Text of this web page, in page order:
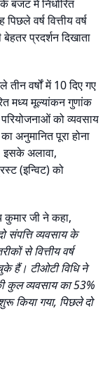
में निर्धारित
वर्ष वित्तीय वर्ष
प्रदर्शन दिखाता
वर्षों में 10 दिए गए
मध्य मूल्यांकन गुणांक
को व्यवसाय
अनुमानित पूरा होना
इसके अलावा,
(इन्विट) को
जी ने कहा,
संपत्ति व्यवसाय के
से वित्तीय वर्ष
हैं। टीओटी विधि ने
कुल व्यवसाय का 53%
किया गया, पिछले दो